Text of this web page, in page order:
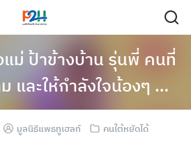
ม่ ป้าข้างบ้าน รุ่นพี่ คนที่
และให้กำลังใจน้องๆ …
มูลนิธิแพธทูเฮลท์ คนใต้หยัดได้